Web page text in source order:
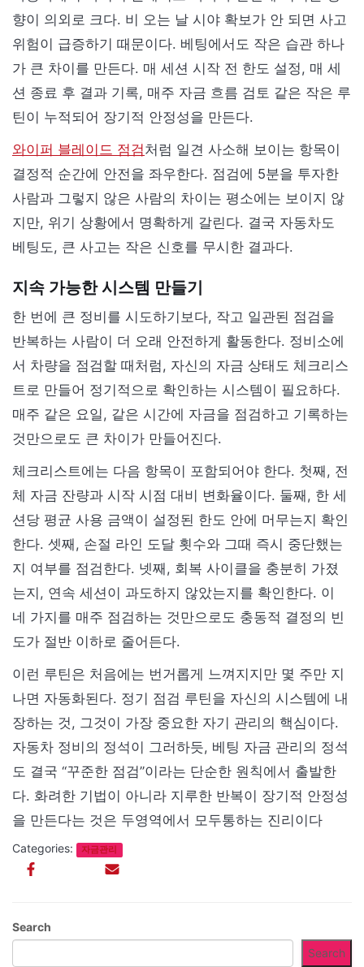
향이 의외로 크다. 비 오는 날 시야 확보가 안 되면 사고
위험이 급증하기 때문이다. 베팅에서도 작은 습관 하나
가 큰 차이를 만든다. 매 세션 시작 전 한도 설정, 매 세
션 종료 후 결과 기록, 매주 자금 흐름 검토 같은 작은 루
틴이 누적되어 장기적 안정성을 만든다.
와이퍼 블레이드 점검처럼 일견 사소해 보이는 항목이
결정적 순간에 안전을 좌우한다. 점검에 5분을 투자한
사람과 그렇지 않은 사람의 차이는 평소에는 보이지 않
지만, 위기 상황에서 명확하게 갈린다. 결국 자동차도
베팅도, 큰 사고는 작은 신호를 무시한 결과다.
지속 가능한 시스템 만들기
한 번에 큰 정비를 시도하기보다, 작고 일관된 점검을
반복하는 사람이 더 오래 안전하게 활동한다. 정비소에
서 차량을 점검할 때처럼, 자신의 자금 상태도 체크리스
트로 만들어 정기적으로 확인하는 시스템이 필요하다.
매주 같은 요일, 같은 시간에 자금을 점검하고 기록하는
것만으로도 큰 차이가 만들어진다.
체크리스트에는 다음 항목이 포함되어야 한다. 첫째, 전
체 자금 잔량과 시작 시점 대비 변화율이다. 둘째, 한 세
션당 평균 사용 금액이 설정된 한도 안에 머무는지 확인
한다. 셋째, 손절 라인 도달 횟수와 그때 즉시 중단했는
지 여부를 점검한다. 넷째, 회복 사이클을 충분히 가졌
는지, 연속 세션이 과도하지 않았는지를 확인한다. 이
네 가지를 매주 점검하는 것만으로도 충동적 결정의 빈
도가 절반 이하로 줄어든다.
이런 루틴은 처음에는 번거롭게 느껴지지만 몇 주만 지
나면 자동화된다. 정기 점검 루틴을 자신의 시스템에 내
장하는 것, 그것이 가장 중요한 자기 관리의 핵심이다.
자동차 정비의 정석이 그러하듯, 베팅 자금 관리의 정석
도 결국 “꾸준한 점검”이라는 단순한 원칙에서 출발한
다. 화려한 기법이 아니라 지루한 반복이 장기적 안정성
을 만든다는 것은 두영역에서 모두통하는 진리이다
Categories: 자금관리
Search
Search